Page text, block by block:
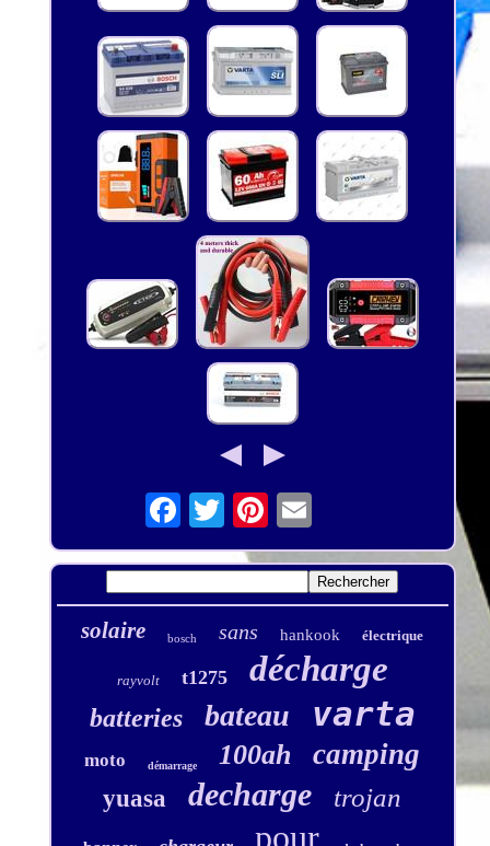
solaire bosch sans hankook électrique
rayvolt t1275 décharge
batteries bateau varta
moto démarrage 100ah camping
yuasa decharge trojan
pour